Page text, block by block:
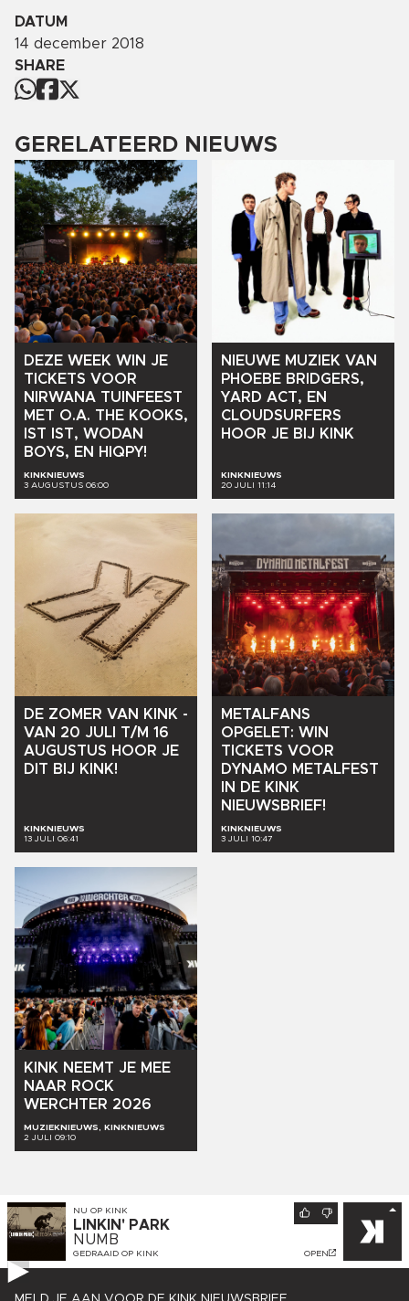
DATUM
14 december 2018
SHARE
GERELATEERD NIEUWS
DEZE WEEK WIN JE
TICKETS VOOR
NIRWANA TUINFEEST
MET O.A. THE KOOKS,
IST
IST, WODAN
BOYS, EN HIQPY!
KINKNIEUWS
3 AUGUSTUS 06:00
NIEUWE MUZIEK VAN
PHOEBE BRIDGERS,
YARD ACT, EN
CLOUDSURFERS
HOOR JE BIJ KINK
KINKNIEUWS
20 JULI 11:14
DE ZOMER VAN KINK -
VAN 20 JULI T/M 16
AUGUSTUS HOOR JE
DIT BIJ KINK!
KINKNIEUWS
13 JULI 06:41
METALFANS
OPGELET: WIN
TICKETS VOOR
DYNAMO METALFEST
IN
DE KINK
NIEUWSBRIEF!
KINKNIEUWS
3 JULI 10:47
KINK NEEMT JE MEE
NAAR ROCK
WERCHTER 2026
MUZIEKNIEUWS, KINKNIEUWS
2 JULI 09:10
NU OP KINK
LINKIN' PARK
NUMB
GEDRAAID OP KINK OPEN